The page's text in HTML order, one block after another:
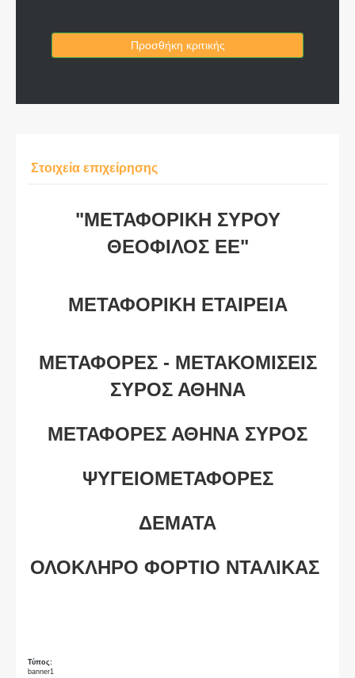
Προσθήκη κριτικής
Στοιχεία επιχείρησης
"ΜΕΤΑΦΟΡΙΚΗ ΣΥΡΟΥ
ΘΕΟΦΙΛΟΣ ΕΕ"
ΜΕΤΑΦΟΡΙΚΗ ΕΤΑΙΡΕΙΑ
ΜΕΤΑΦΟΡΕΣ - ΜΕΤΑΚΟΜΙΣΕΙΣ
ΣΥΡΟΣ ΑΘΗΝΑ
ΜΕΤΑΦΟΡΕΣ ΑΘΗΝΑ ΣΥΡΟΣ
ΨΥΓΕΙΟΜΕΤΑΦΟΡΕΣ
ΔΕΜΑΤΑ
ΟΛΟΚΛΗΡΟ ΦΟΡΤΙΟ ΝΤΑΛΙΚΑΣ
Τύπος:
banner1